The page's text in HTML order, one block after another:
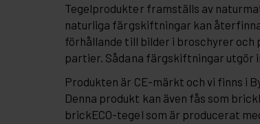
Tegelprodukter framställs av
naturliga färgskiftningar kan
förhållande till bilder i broschyrer och
partier. Sådana färgskiftningar utgör
Produkten är CE-märkt och vi finns i
Denna produkt kan även fås som
brickECO-tegel som är producerat